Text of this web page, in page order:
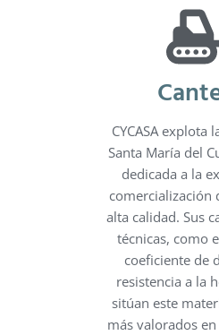
CYCASA explota
Santa María del
dedicada a la
comercialización
alta calidad. Sus
técnicas, como
coeficiente de
resistencia a la
sitúan este
más valorados en